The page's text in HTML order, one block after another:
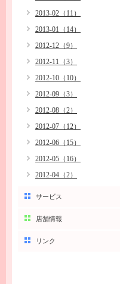
2013-02（11）
2013-01（14）
2012-12（9）
2012-11（3）
2012-10（10）
2012-09（3）
2012-08（2）
2012-07（12）
2012-06（15）
2012-05（16）
2012-04（2）
サービス
店舗情報
リンク